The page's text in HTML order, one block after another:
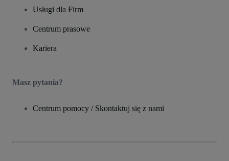
Usługi dla Firm
Centrum prasowe
Kariera
Masz pytania?
Centrum pomocy / Skontaktuj się z nami